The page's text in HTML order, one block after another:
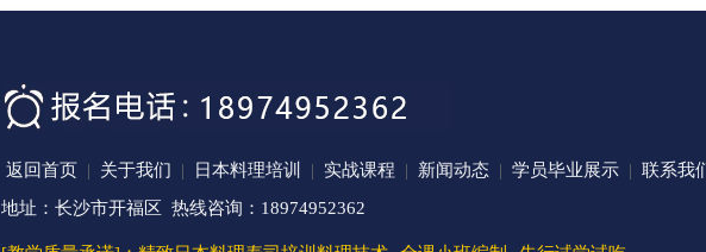
返回首页 | 关于我们 | 日本料理培训 | 实战课程 | 新闻动态 | 学员毕业展示 | 联系我
地址：长沙市开福区 热线咨询：18974952362